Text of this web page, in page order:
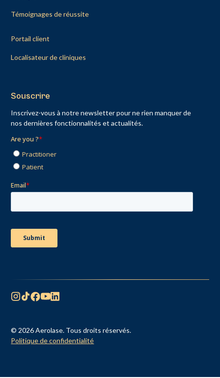
Témoignages de réussite
Portail client
Localisateur de cliniques
Souscrire
Inscrivez-vous à notre newsletter pour ne rien manquer de
nos dernières fonctionnalités et actualités.
© 2026 Aerolase. Tous droits réservés.
Politique de confidentialité